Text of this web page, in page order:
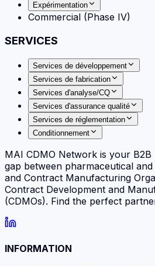
Expérimentation
Commercial (Phase IV)
SERVICES
Services de développement
Services de fabrication
Services d'analyse/CQ
Services d'assurance qualité
Services de réglementation
Conditionnement
MAI CDMO Network is your
gap between pharmaceutical
and Contract Manufacturing
Contract Development and
(CDMOs). Find the perfect
INFORMATION